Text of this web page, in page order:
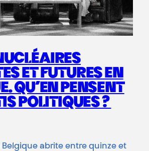
ET FUTURES EN
QU’EN PENSENT
POLITIQUES ?
Belgique abrite entre quinze et